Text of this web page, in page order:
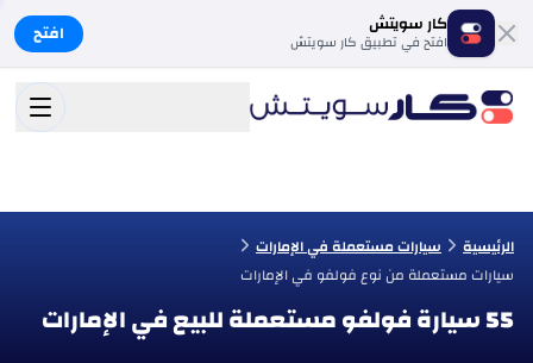
كار سويتش
افتح في تطبيق كار سويتش افتح
الرئيسية
سيارات مستعملة في الإمارات
سيارات مستعملة من نوع فولفو في الإمارات
55 سيارة فولفو مستعملة للبيع في الإمارات